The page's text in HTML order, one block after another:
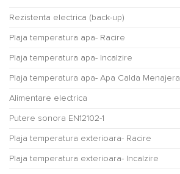
Rezistenta electrica (back-up)
Plaja temperatura apa- Racire
Plaja temperatura apa- Incalzire
Plaja temperatura apa- Apa Calda Menajera
Alimentare electrica
Putere sonora EN12102-1
Plaja temperatura exterioara- Racire
Plaja temperatura exterioara- Incalzire